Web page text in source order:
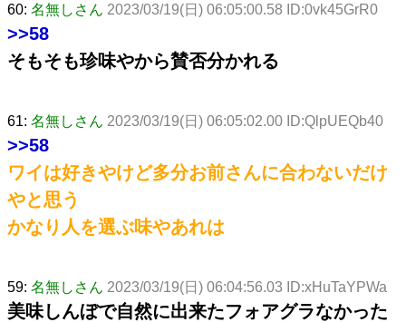
60: 名無しさん 2023/03/19(日) 06:05:00.58 ID:0vk45GrR0
>>58
そもそも珍味やから賛否分かれる
61: 名無しさん 2023/03/19(日) 06:05:02.00 ID:QlpUEQb40
>>58
ワイは好きやけど多分お前さんに合わないだけ
やと思う
かなり人を選ぶ味やあれは
59: 名無しさん 2023/03/19(日) 06:04:56.03 ID:xHuTaYPWa
美味しんぼで自然に出来たフォアグラなかった